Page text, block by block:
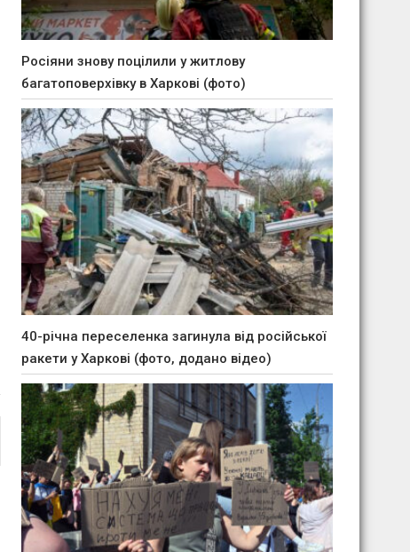
Росіяни знову поцілили у житлову
багатоповерхівку в Харкові (фото)
40-річна переселенка загинула від російської
ракети у Харкові (фото, додано відео)